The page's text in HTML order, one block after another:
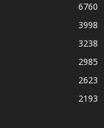
6760
3998
3238
2985
2623
2193